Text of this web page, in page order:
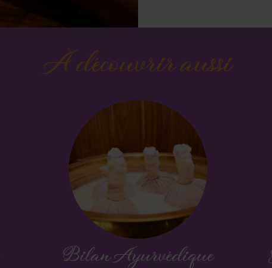
À découvrir aussi
Bilan Ayurvédique